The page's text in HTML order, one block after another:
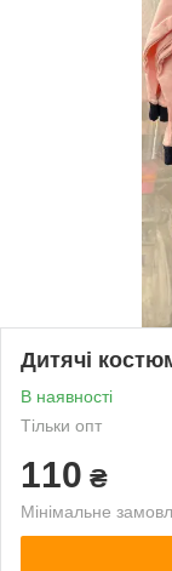
Дитячі
В наявності
Тільки опт
110 ₴
Мінімальне